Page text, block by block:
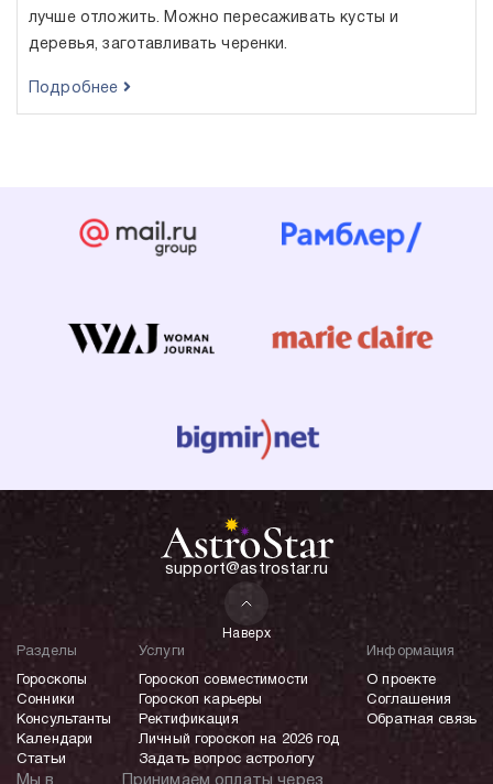
лучше отложить. Можно пересаживать кусты и
деревья, заготавливать черенки.
Подробнее
support@astrostar.ru
Наверх
Разделы
Гороскопы
Сонники
Консультанты
Календари
Статьи
Услуги
Гороскоп совместимости
Гороскоп карьеры
Ректификация
Личный гороскоп на 2026 год
Задать вопрос астрологу
Информация
О проекте
Соглашения
Обратная связь
Мы в Принимаем оплаты через